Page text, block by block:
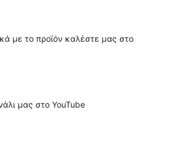
με το προϊόν καλέστε μας στο
μας στο YouTube